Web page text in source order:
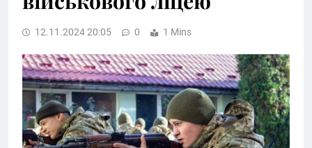
12.11.2024 20:05 0 1 Mins